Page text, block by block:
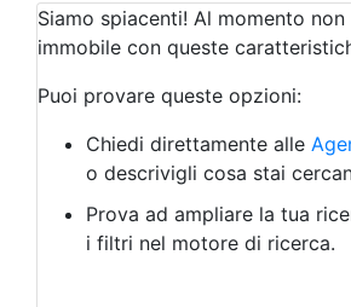
Qualsiasi
Attività/Licenza Commerciale
Azienda Agricola
Bar/Ristorante
Albergo
Laboratorio Artigianale
Negozio/locale commerciale
Agriturismo
Magazzini
Siamo spiacenti! Al momento
immobile con queste
Puoi provare queste opzioni:
Chiedi direttamente alle
o descrivigli cosa stai
Prova ad ampliare la tua
i filtri nel motore di ricerca.